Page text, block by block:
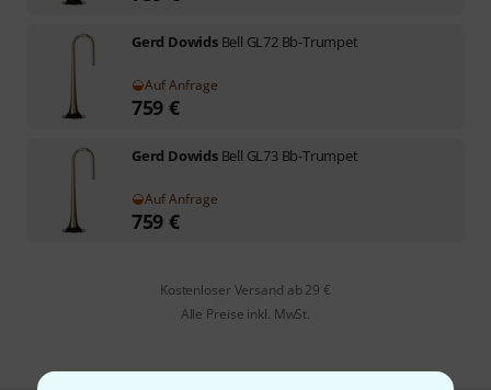
Gerd Dowids Bell GL72 Bb-Trumpet
Auf Anfrage
759 €
Gerd Dowids Bell GL73 Bb-Trumpet
Auf Anfrage
759 €
Kostenloser Versand ab 29 €
Alle Preise inkl. MwSt.